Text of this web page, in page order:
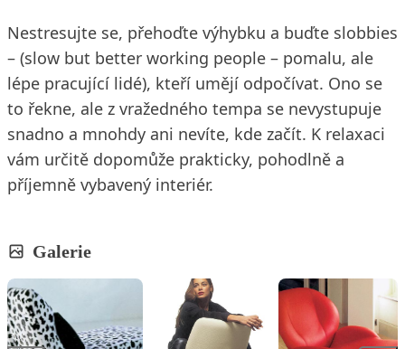
Nestresujte se, přehoďte výhybku a buďte slobbies
– (slow but better working people – pomalu, ale
lépe pracující lidé), kteří umějí odpočívat. Ono se
to řekne, ale z vražedného tempa se nevystupuje
snadno a mnohdy ani nevíte, kde začít. K relaxaci
vám určitě dopomůže prakticky, pohodlně a
příjemně vybavený interiér.
Galerie